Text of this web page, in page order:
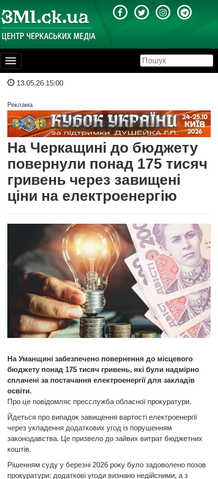
Toggle
navigation
13.05.26 15:00
Реклама
На Черкащині до бюджету
повернули понад 175 тисяч
гривень через завищені
ціни на електроенергію
На Уманщині забезпечено повернення до місцевого
бюджету понад 175 тисяч гривень, які були надмірно
сплачені за постачання електроенергії для закладів
освіти.
Про це повідомляє пресслужба обласної прокуратури.
Йдеться про випадок завищення вартості електроенергії
через укладення додаткових угод із порушенням
законодавства. Це призвело до зайвих витрат бюджетних
коштів.
Рішенням суду у березні 2026 року було задоволено позов
прокуратури: додаткові угоди визнано недійсними, а з